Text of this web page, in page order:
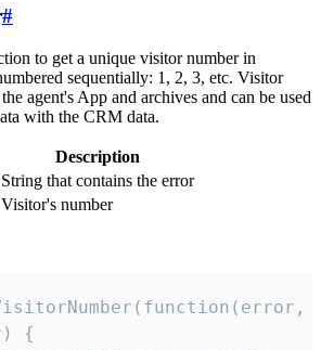
#
to get a unique visitor number in
sequentially: 1, 2, 3, etc. Visitor
agent's App and archives and can be used
with the CRM data.
Description
String that contains the error
Visitor's number
{